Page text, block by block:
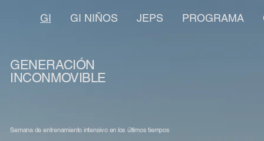
GI GI NIÑOS JEPS PROGRAMA
GENERACIÓN
INCONMOVIBLE
Semana de entrenamiento intensivo en los últimos tiempos